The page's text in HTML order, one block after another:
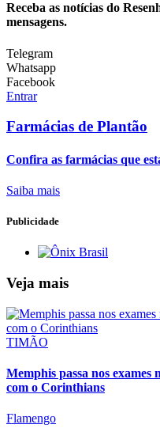
Receba as notícias do
mensagens.
Telegram
Whatsapp
Facebook
Entrar
Farmácias de Plantão
Confira as farmácias que
Saiba mais
Publicidade
Veja mais
TIMÃO
Memphis passa nos
com o Corinthians
Flamengo